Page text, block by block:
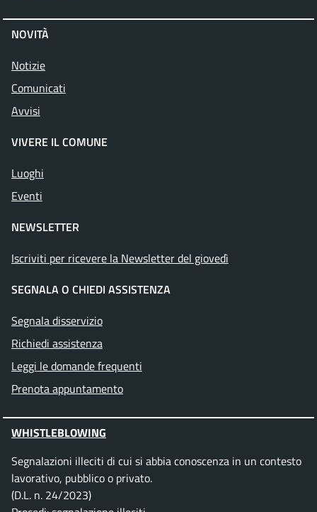
NOVITÀ
Notizie
Comunicati
Avvisi
VIVERE IL COMUNE
Luoghi
Eventi
NEWSLETTER
Iscriviti per ricevere la Newsletter del giovedì
SEGNALA O CHIEDI ASSISTENZA
Segnala disservizio
Richiedi assistenza
Leggi le domande frequenti
Prenota appuntamento
WHISTLEBLOWING
Segnalazioni illeciti di cui si abbia conoscenza in un contesto
lavorativo, pubblico o privato.
(D.L. n. 24/2023)